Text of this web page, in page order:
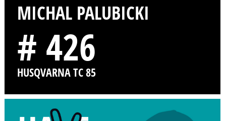
MICHAL PALUBICKI
# 426
HUSQVARNA TC 85